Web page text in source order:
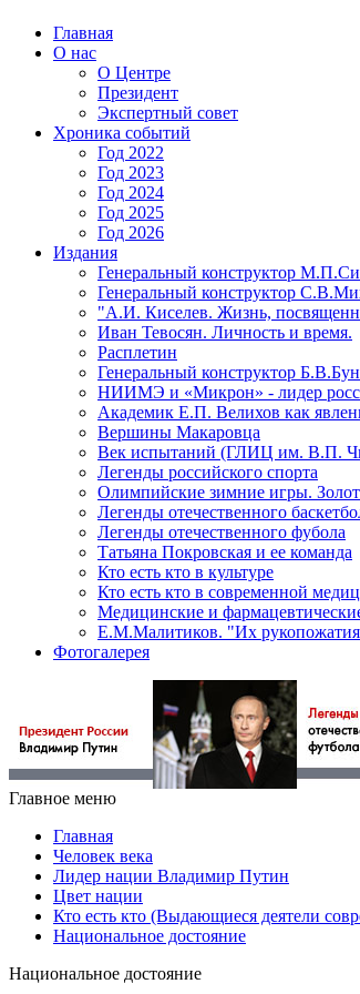
Главная
О нас
О Центре
Президент
Экспертный совет
Хроника событий
Год 2022
Год 2023
Год 2024
Год 2025
Год 2026
Издания
Генеральный конструктор
Генеральный конструктор
"А.И. Киселев. Жизнь,
Иван Тевосян. Личность и время.
Расплетин
Генеральный конструктор
НИИМЭ и «Микрон» - лидер
Академик Е.П. Велихов как
Вершины Макаровца
Век испытаний (ГЛИЦ им. В.П.
Легенды российского спорта
Олимпийские зимние игры.
Легенды отечественного
Легенды отечественного фубола
Татьяна Покровская и ее команда
Кто есть кто в культуре
Кто есть кто в современной
Медицинские и
Е.М.Малитиков. "Их
Фотогалерея
Главное меню
Главная
Человек века
Лидер нации Владимир Путин
Цвет нации
Кто есть кто (Выдающиеся деятели
Национальное достояние
Национальное достояние